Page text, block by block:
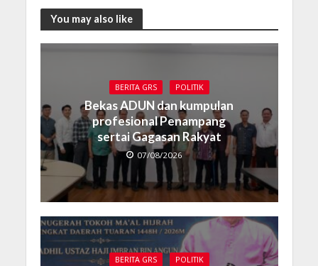
You may also like
BERITA GRS POLITIK
Bekas ADUN dan kumpulan
profesional Penampang
sertai Gagasan Rakyat
07/08/2026
BERITA GRS POLITIK